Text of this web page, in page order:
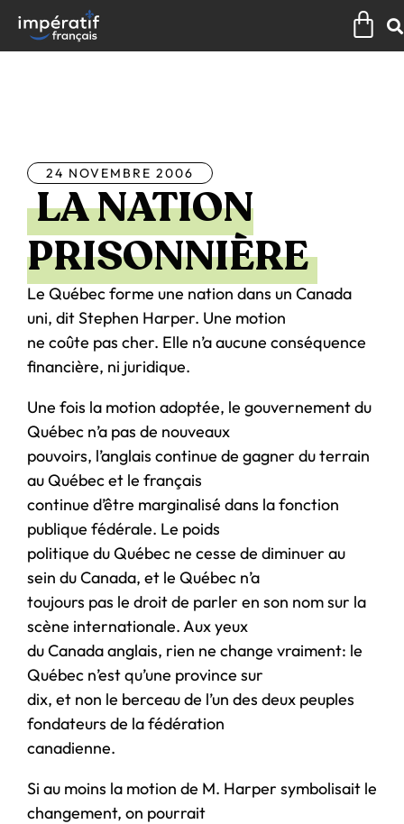
contenu
24 NOVEMBRE 2006
LA NATION
PRISONNIÈRE
Le Québec forme une nation dans un Canada
uni, dit Stephen Harper. Une motion
ne coûte pas cher. Elle n’a aucune conséquence
financière, ni juridique.
Une fois la motion adoptée, le gouvernement du
Québec n’a pas de nouveaux
pouvoirs, l’anglais continue de gagner du terrain
au Québec et le français
continue d’être marginalisé dans la fonction
publique fédérale. Le poids
politique du Québec ne cesse de diminuer au
sein du Canada, et le Québec n’a
toujours pas le droit de parler en son nom sur la
scène internationale. Aux yeux
du Canada anglais, rien ne change vraiment: le
Québec n’est qu’une province sur
dix, et non le berceau de l’un des deux peuples
fondateurs de la fédération
canadienne.
Si au moins la motion de M. Harper symbolisait le
changement, on pourrait